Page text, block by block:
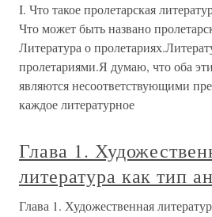
I. Что такое пролетарская
Что может быть названо
Литература о
пролетариями.Я думаю, что оба
являются несоответствующими
каждое литературное
Глава 1.
литература как тип
Глава 1. Художественная